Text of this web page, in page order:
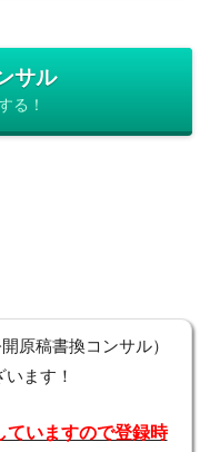
サル
る！
原稿書換コンサル）
ます！
ていますので登録時